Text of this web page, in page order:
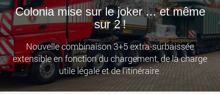
Colonia mise sur le joker ... et même
sur 2 !
Nouvelle combinaison 3+5 extra-surbaissée
extensible en fonction du chargement, de la charge
utile légale et de l'itinéraire.